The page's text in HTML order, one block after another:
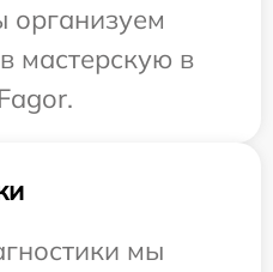
организуем
мастерскую в
мы